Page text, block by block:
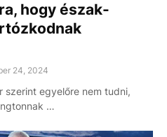
hogy észak-
24, 2024
szerint egyelőre nem tudni,
…